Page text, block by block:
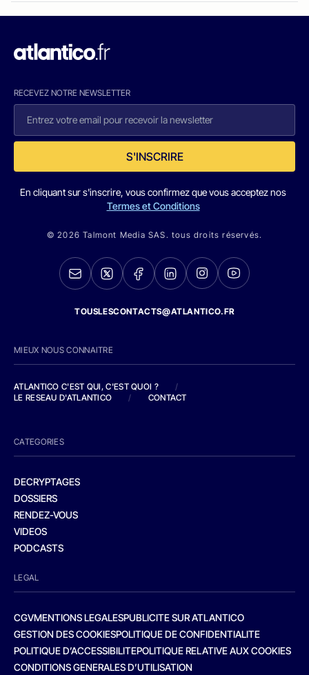
RECEVEZ NOTRE NEWSLETTER
S'INSCRIRE
En cliquant sur s'inscrire, vous confirmez que vous acceptez nos
Termes et Conditions
© 2026 Talmont Media SAS. tous droits réservés.
TOUSLESCONTACTS@ATLANTICO.FR
MIEUX NOUS CONNAITRE
ATLANTICO C'EST QUI, C'EST QUOI ?
/
LE RESEAU D'ATLANTICO
/ CONTACT
CATEGORIES
DECRYPTAGES
DOSSIERS
RENDEZ-VOUS
VIDEOS
PODCASTS
LEGAL
CGVMENTIONS LEGALESPUBLICITE SUR ATLANTICO
GESTION DES COOKIESPOLITIQUE DE CONFIDENTIALITE
POLITIQUE D’ACCESSIBILITEPOLITIQUE RELATIVE AUX COOKIES
CONDITIONS GENERALES D’UTILISATION